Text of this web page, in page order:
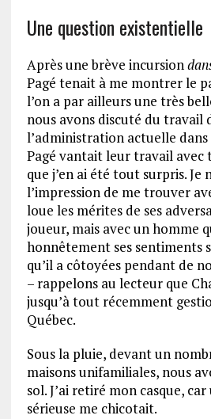
Une question existentielle
Après une brève incursion
Pagé tenait à me montrer le
l’on a par ailleurs une très
nous avons discuté du travail
l’administration actuelle dans
Pagé vantait leur travail avec
que j’en ai été tout surpris. Je
l’impression de me trouver
loue les mérites de ses
joueur, mais avec un homme
honnêtement ses sentiments
qu’il a côtoyées pendant de
– rappelons au lecteur que
jusqu’à tout récemment
Québec.
Sous la pluie, devant un
maisons unifamiliales, nous
sol. J’ai retiré mon casque,
sérieuse me chicotait.